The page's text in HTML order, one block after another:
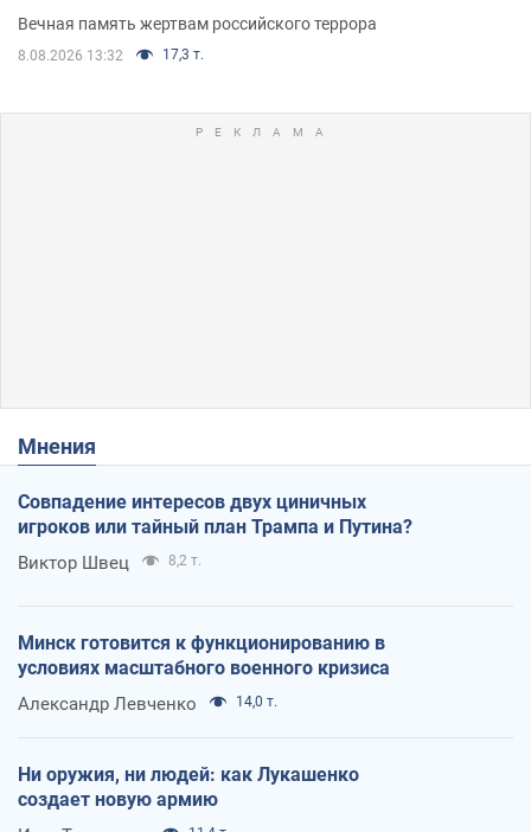
муж и внук
Вечная память жертвам российского террора
8.08.2026 13:32 17,3 т.
Мнения
Совпадение интересов двух циничных
игроков или тайный план Трампа и Путина?
Виктор Швец 8,2 т.
Минск готовится к функционированию в
условиях масштабного военного кризиса
Александр Левченко 14,0 т.
Ни оружия, ни людей: как Лукашенко
создает новую армию